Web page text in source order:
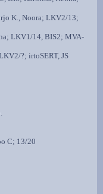
K., Noora; LKV2/13;
LKV1/14, BIS2; MVA-
?; irtoSERT, JS
C; 13/20